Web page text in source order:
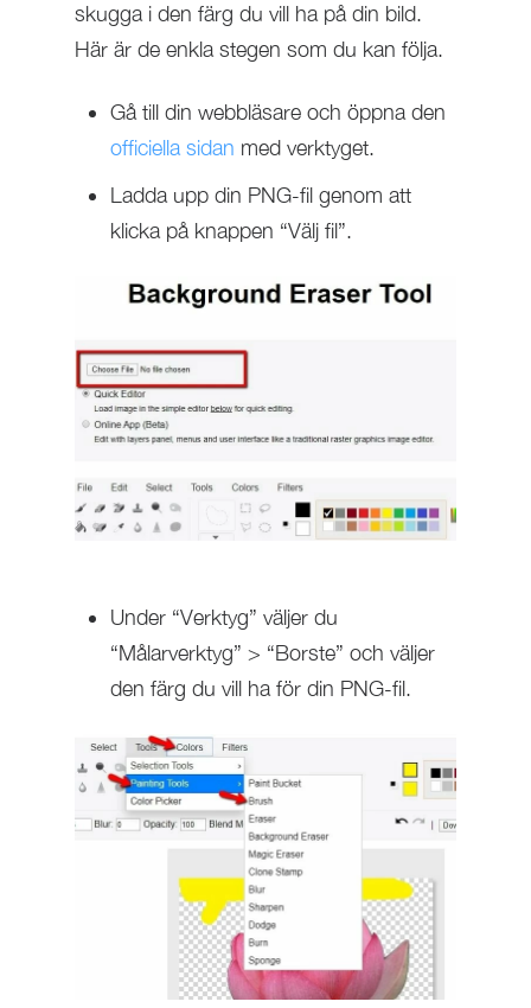
skugga i den färg du vill ha på din bild.
Här är de enkla stegen som du kan följa.
Gå till din webbläsare och öppna den
officiella sidan med verktyget.
Ladda upp din PNG-fil genom att
klicka på knappen “Välj fil”.
Under “Verktyg” väljer du
“Målarverktyg” > “Borste” och väljer
den färg du vill ha för din PNG-fil.